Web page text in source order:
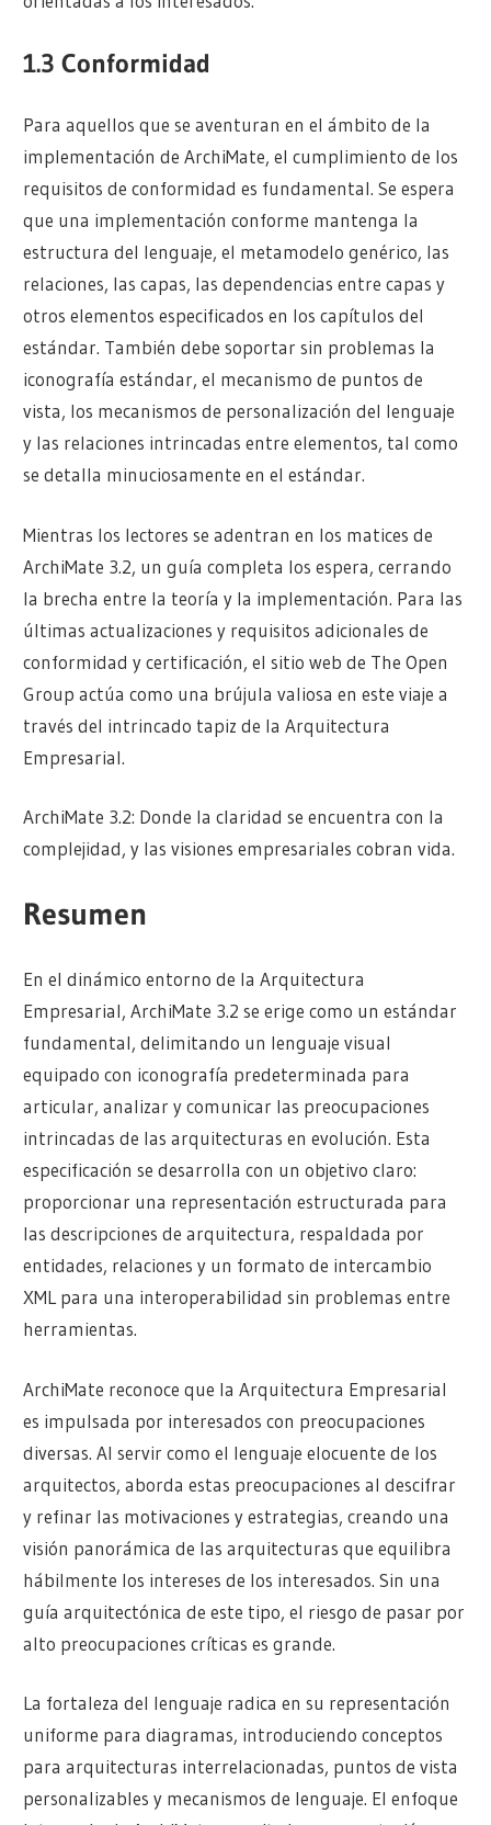
1.3 Conformidad
Para aquellos que se aventuran en el ámbito de la
implementación de ArchiMate, el cumplimiento de los
requisitos de conformidad es fundamental. Se espera
que una implementación conforme mantenga la
estructura del lenguaje, el metamodelo genérico, las
relaciones, las capas, las dependencias entre capas y
otros elementos especificados en los capítulos del
estándar. También debe soportar sin problemas la
iconografía estándar, el mecanismo de puntos de
vista, los mecanismos de personalización del lenguaje
y las relaciones intrincadas entre elementos, tal como
se detalla minuciosamente en el estándar.
Mientras los lectores se adentran en los matices de
ArchiMate 3.2, un guía completa los espera, cerrando
la brecha entre la teoría y la implementación. Para las
últimas actualizaciones y requisitos adicionales de
conformidad y certificación, el sitio web de The Open
Group actúa como una brújula valiosa en este viaje a
través del intrincado tapiz de la Arquitectura
Empresarial.
ArchiMate 3.2: Donde la claridad se encuentra con la
complejidad, y las visiones empresariales cobran vida.
Resumen
En el dinámico entorno de la Arquitectura
Empresarial, ArchiMate 3.2 se erige como un estándar
fundamental, delimitando un lenguaje visual
equipado con iconografía predeterminada para
articular, analizar y comunicar las preocupaciones
intrincadas de las arquitecturas en evolución. Esta
especificación se desarrolla con un objetivo claro:
proporcionar una representación estructurada para
las descripciones de arquitectura, respaldada por
entidades, relaciones y un formato de intercambio
XML para una interoperabilidad sin problemas entre
herramientas.
ArchiMate reconoce que la Arquitectura Empresarial
es impulsada por interesados con preocupaciones
diversas. Al servir como el lenguaje elocuente de los
arquitectos, aborda estas preocupaciones al descifrar
y refinar las motivaciones y estrategias, creando una
visión panorámica de las arquitecturas que equilibra
hábilmente los intereses de los interesados. Sin una
guía arquitectónica de este tipo, el riesgo de pasar por
alto preocupaciones críticas es grande.
La fortaleza del lenguaje radica en su representación
uniforme para diagramas, introduciendo conceptos
para arquitecturas interrelacionadas, puntos de vista
personalizables y mecanismos de lenguaje. El enfoque